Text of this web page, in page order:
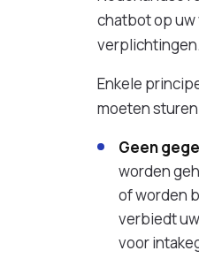
chatbot op uw
verplichtingen.
Enkele
moeten
Geen
worden
of worden
verbiedt
voor